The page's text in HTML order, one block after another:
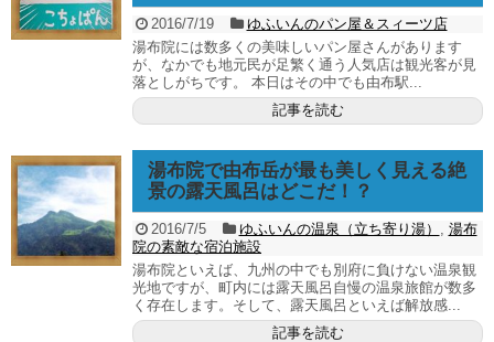
2016/7/19
ゆふいんのパン屋＆スィーツ店
湯布院には数多くの美味しいパン屋さんがあります
が、なかでも地元民が足繁く通う人気店は観光客が見
落としがちです。 本日はその中でも由布駅...
記事を読む
湯布院で由布岳が最も美しく見える絶
景の露天風呂はどこだ！？
2016/7/5 ゆふいんの温泉（立ち寄り湯）
湯布
院の素敵な宿泊施設
湯布院といえば、九州の中でも別府に負けない温泉観
光地ですが、町内には露天風呂自慢の温泉旅館が数多
く存在します。そして、露天風呂といえば解放感...
記事を読む